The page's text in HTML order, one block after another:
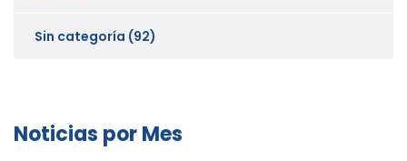
Sin categoría (92)
Noticias por Mes